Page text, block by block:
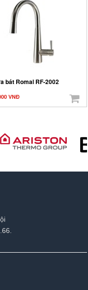
bát Romal RF-2002
VNĐ